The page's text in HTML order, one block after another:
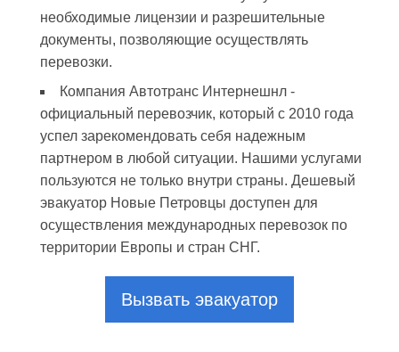
необходимые лицензии и разрешительные
документы, позволяющие осуществлять
перевозки.
Компания Автотранс Интернешнл -
официальный перевозчик, который с 2010 года
успел зарекомендовать себя надежным
партнером в любой ситуации. Нашими услугами
пользуются не только внутри страны. Дешевый
эвакуатор Новые Петровцы доступен для
осуществления международных перевозок по
территории Европы и стран СНГ.
Вызвать эвакуатор